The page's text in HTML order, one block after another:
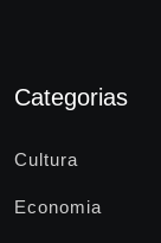
Categorias
Cultura
Economia